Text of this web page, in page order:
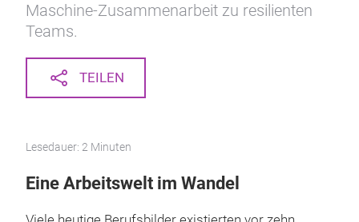
Maschine-Zusammenarbeit zu resilienten
Teams.
TEILEN
Lesedauer: 2 Minuten
Eine Arbeitswelt im Wandel